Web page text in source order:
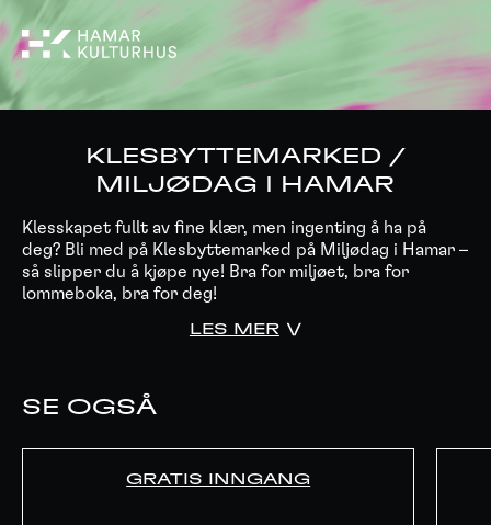
KLESBYTTEMARKED /
MILJØDAG I HAMAR
Klesskapet fullt av fine klær, men ingenting å ha på
deg? Bli med på Klesbyttemarked på Miljødag i Hamar –
så slipper du å kjøpe nye! Bra for miljøet, bra for
lommeboka, bra for deg!
LES MER
SE OGSÅ
GRATIS INNGANG